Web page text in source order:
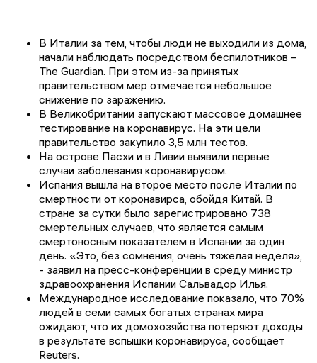
В Италии за тем, чтобы люди не выходили из дома,
начали наблюдать посредством беспилотников –
The Guardian. При этом из-за принятых
правительством мер отмечается небольшое
снижение по заражению.
В Великобритании запускают массовое домашнее
тестирование на коронавирус. На эти цели
правительство закупило 3,5 млн тестов.
На острове Пасхи и в Ливии выявили первые
случаи заболевания коронавирусом.
Испания вышла на второе место после Италии по
смертности от коронавирса, обойдя Китай. В
стране за сутки было зарегистрировано 738
смертельных случаев, что является самым
смертоносным показателем в Испании за один
день. «Это, без сомнения, очень тяжелая неделя»,
- заявил на пресс-конференции в среду министр
здравоохранения Испании Сальвадор Илья.
Международное исследование показало, что 70%
людей в семи самых богатых странах мира
ожидают, что их домохозяйства потеряют доходы
в результате вспышки коронавируса, сообщает
Reuters.